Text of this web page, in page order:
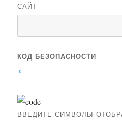
САЙТ
КОД БЕЗОПАСНОСТИ
*
ВВЕДИТЕ СИМВОЛЫ